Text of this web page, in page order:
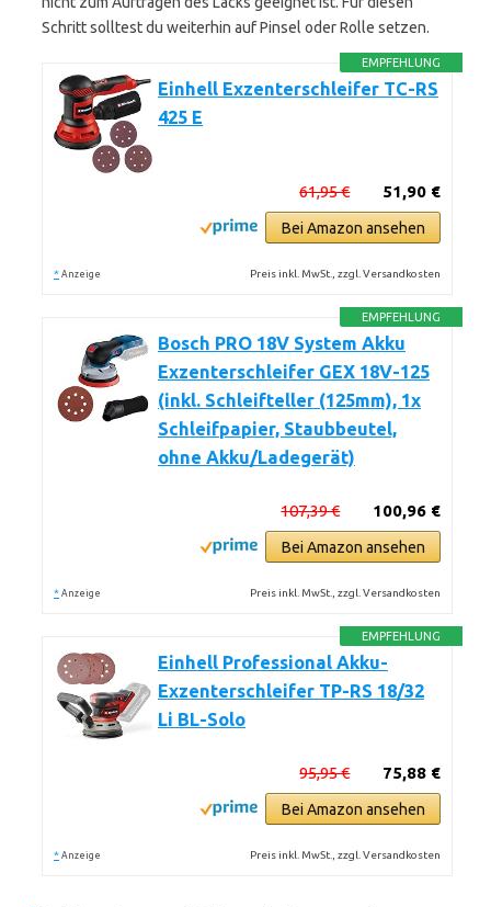
Schritt solltest du weiterhin auf Pinsel oder Rolle setzen.
EMPFEHLUNG
Einhell Exzenterschleifer TC-RS
425 E
51,90 €
61,95 €
Bei Amazon ansehen
* Anzeige Preis inkl. MwSt., zzgl. Versandkosten
EMPFEHLUNG
Bosch PRO 18V System Akku
Exzenterschleifer GEX 18V-125
(inkl. Schleifteller (125mm), 1x
Schleifpapier, Staubbeutel,
ohne Akku/Ladegerät)
100,96 €
107,39 €
Bei Amazon ansehen
* Anzeige Preis inkl. MwSt., zzgl. Versandkosten
EMPFEHLUNG
Einhell Professional Akku-
Exzenterschleifer TP-RS 18/32
Li BL-Solo
75,88 €
95,95 €
Bei Amazon ansehen
* Anzeige Preis inkl. MwSt., zzgl. Versandkosten